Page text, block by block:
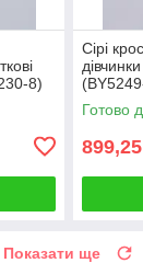
8)
Сірі
Готово
899,25
Показати ще